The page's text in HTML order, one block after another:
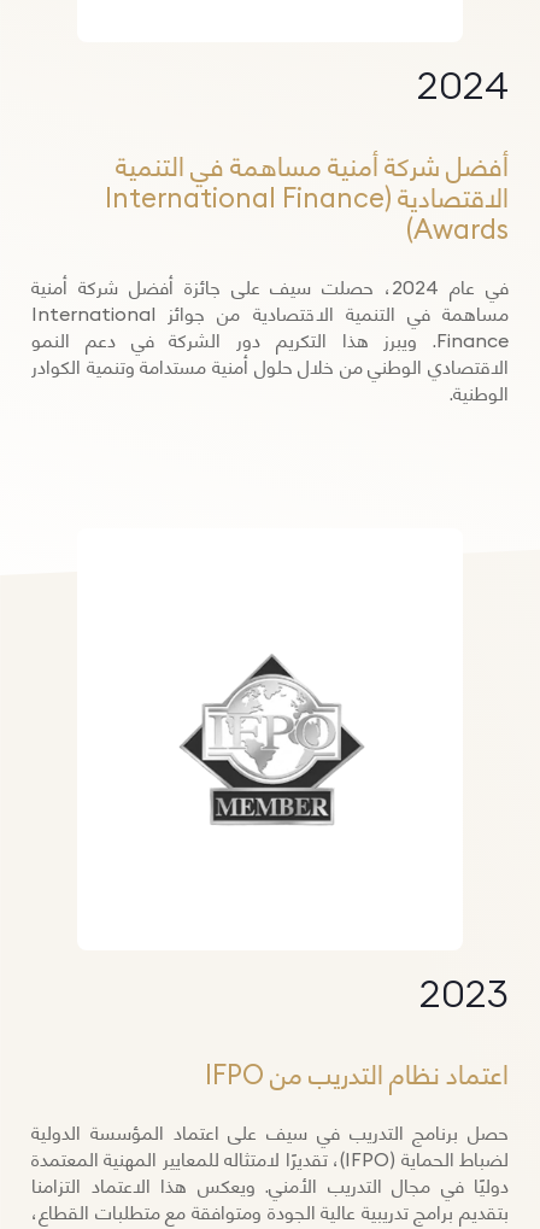
2024
أفضل شركة أمنية مساهمة في التنمية
الاقتصادية (International Finance
Awards)
في عام 2024، حصلت سيف على جائزة أفضل شركة أمنية
مساهمة في التنمية الاقتصادية من جوائز International
Finance. ويبرز هذا التكريم دور الشركة في دعم النمو
الاقتصادي الوطني من خلال حلول أمنية مستدامة وتنمية الكوادر
الوطنية.
2023
اعتماد نظام التدريب من IFPO
حصل برنامج التدريب في سيف على اعتماد المؤسسة الدولية
لضباط الحماية (IFPO)، تقديرًا لامتثاله للمعايير المهنية المعتمدة
دوليًا في مجال التدريب الأمني. ويعكس هذا الاعتماد التزامنا
بتقديم برامج تدريبية عالية الجودة ومتوافقة مع متطلبات القطاع،